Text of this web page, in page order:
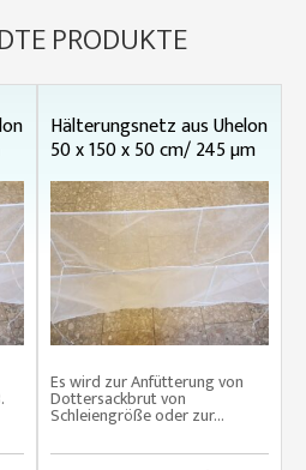
PRODUKTE
Hälterungsnetz aus Uhelon
50 x 150 x 50 cm/ 245 µm
Es wird zur Anfütterung von
Dottersackbrut von
Schleiengröße oder zur...